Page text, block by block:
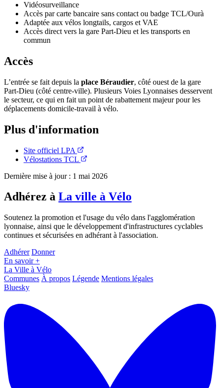
Vidéosurveillance
Accès par carte bancaire sans contact ou badge TCL/Ourà
Adaptée aux vélos longtails, cargos et VAE
Accès direct vers la gare Part-Dieu et les transports en
commun
Accès
L’entrée se fait depuis la place Béraudier, côté ouest de la gare
Part-Dieu (côté centre-ville). Plusieurs Voies Lyonnaises desservent
le secteur, ce qui en fait un point de rabattement majeur pour les
déplacements domicile-travail à vélo.
Plus d'information
Site officiel LPA
Vélostations TCL
Dernière mise à jour : 1 mai 2026
Adhérez à La ville à Vélo
Soutenez la promotion et l'usage du vélo dans l'agglomération
lyonnaise, ainsi que le développement d'infrastructures cyclables
continues et sécurisées en adhérant à l'association.
Adhérer Donner
En savoir +
La Ville à Vélo
Communes À propos Légende Mentions légales
Bluesky